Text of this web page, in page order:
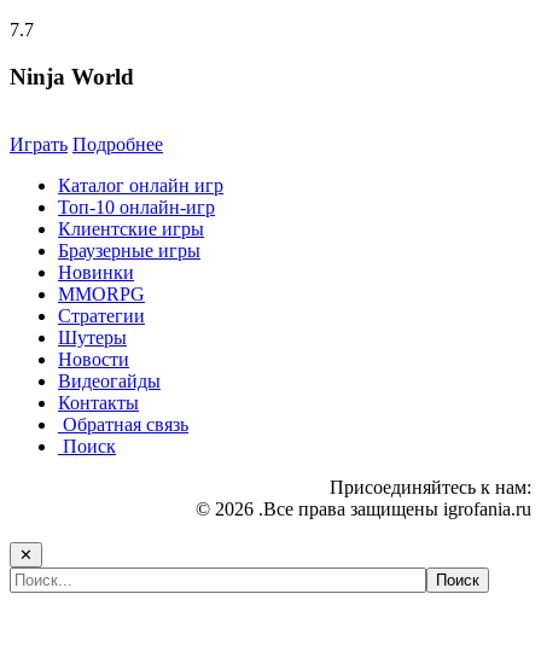
7.7
Ninja World
Играть Подробнее
Каталог онлайн игр
Топ-10 онлайн-игр
Клиентские игры
Браузерные игры
Новинки
MMORPG
Стратегии
Шутеры
Новости
Видеогайды
Контакты
Обратная связь
Поиск
Присоединяйтесь к нам:
© 2026 .Все права защищены igrofania.ru
✕